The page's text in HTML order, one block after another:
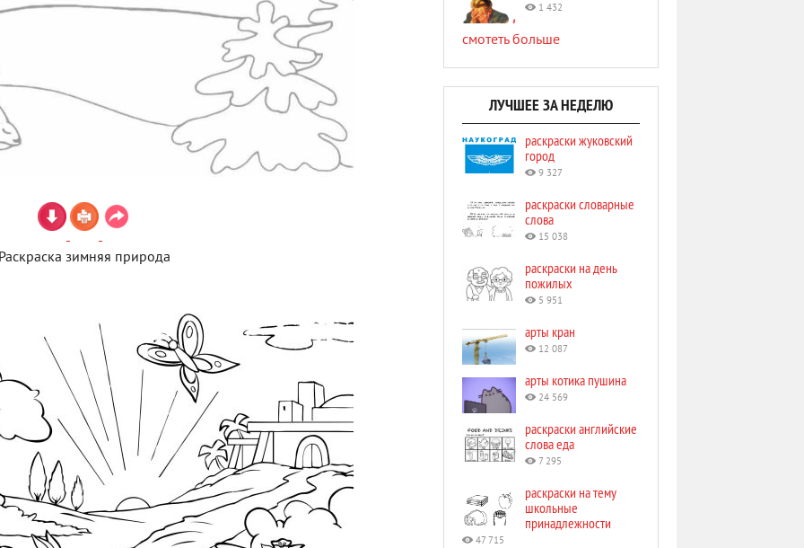
зимняя природа
1 432
смотеть больше
ЛУЧШЕЕ ЗА НЕДЕЛЮ
раскраски жуковский
город
9 327
раскраски словарные
слова
15 038
раскраски на день
пожилых
5 951
арты кран
12 087
арты котика пушина
24 569
раскраски английские
слова еда
7 295
раскраски на тему
школьные
принадлежности
47 715